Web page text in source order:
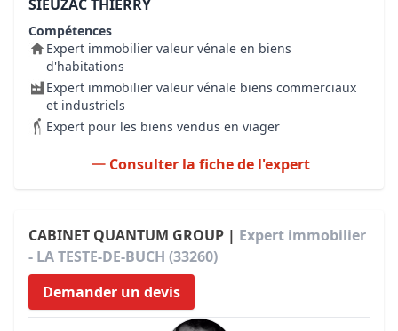
SIEUZAC THIERRY
Compétences
Expert immobilier valeur vénale en biens
d'habitations
Expert immobilier valeur vénale biens commerciaux
et industriels
Expert pour les biens vendus en viager
Consulter la fiche de l'expert
CABINET QUANTUM GROUP | Expert immobilier
- LA TESTE-DE-BUCH (33260)
Demander un devis